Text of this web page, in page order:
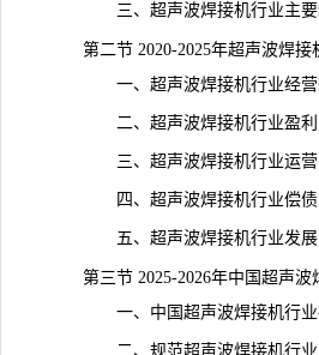
三、超声波焊接机行业主要
第二节 2020-2025年超声波焊接
一、超声波焊接机行业经营
二、超声波焊接机行业盈利
三、超声波焊接机行业运营
四、超声波焊接机行业偿债
五、超声波焊接机行业发展
第三节 2025-2026年中国超声波
一、中国超声波焊接机行业
二、规范超声波焊接机行业